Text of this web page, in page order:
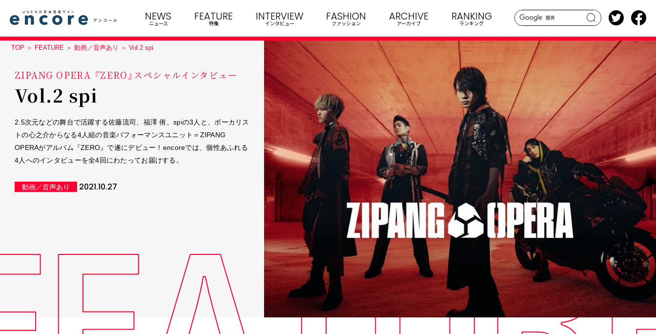
search
NEWS
ニュース
FEATURE
特集
INTERVIEW
インタビュー
FASHION
ファッション
ARCHIVE
アーカイブ
RANKING
ランキング
TOP FEATURE 動画／音声あり Vol.2 spi
ZIPANG OPERA 『ZERO』スペシャルインタビュー
Vol.2 spi
2.5次元などの舞台で活躍する佐藤流司、福澤 侑、spiの3人と、ボーカリス
トの心之介からなる4人組の音楽パフォーマンスユニット＝ZIPANG
OPERAがアルバム『ZERO』で遂にデビュー！encoreでは、個性あふれる
4人へのインタビューを全4回にわたってお届けする。
動画／音声あり 2021.10.27